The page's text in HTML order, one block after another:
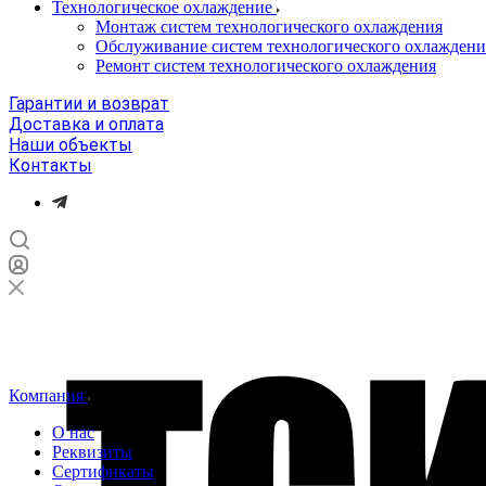
Технологическое охлаждение
Монтаж систем технологического охлаждения
Обслуживание систем технологического
Ремонт систем технологического охлаждения
Гарантии и возврат
Доставка и оплата
Наши объекты
Контакты
Компания
О нас
Реквизиты
Сертификаты